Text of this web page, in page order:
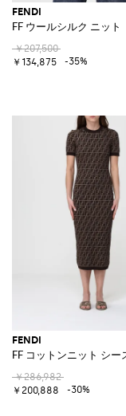
FENDI
FF ウールシルク ニット
￥207,500
￥134,875
-35%
FENDI
FF コットンニット シー
￥286,982
￥200,888
-30%